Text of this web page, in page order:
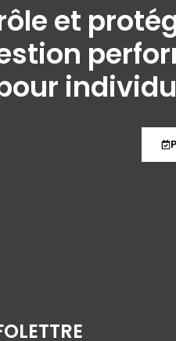
et